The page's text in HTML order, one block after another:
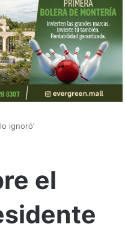
ignoró’
el